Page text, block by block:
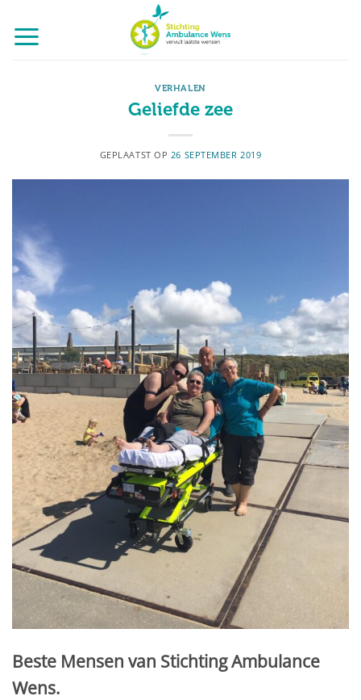
naar
inhoud
VERHALEN
Geliefde zee
GEPLAATST OP 26 SEPTEMBER 2019
Beste Mensen van Stichting Ambulance
Wens.